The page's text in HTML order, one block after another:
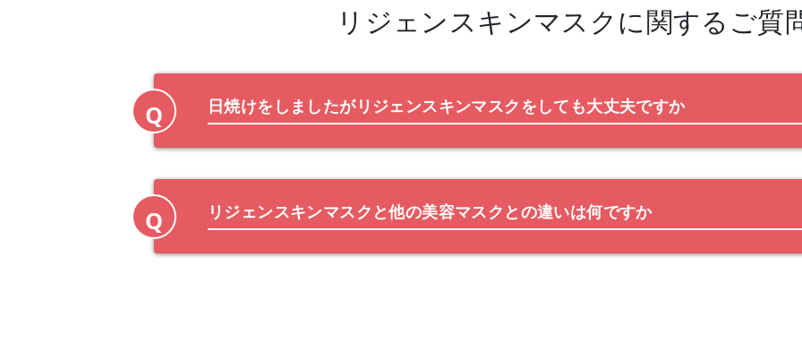
リジェンスキンマスク に関するご質
Q 日焼けをしましたがリジェンスキンマスクをしても大丈夫ですか
Q リジェンスキンマスクと他の美容マスクとの違いは何ですか